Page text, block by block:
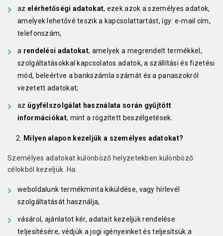
az elérhetőségi adatokat, ezek azok a személyes adatok,
amelyek lehetővé teszik a kapcsolattartást, így: e-mail cím,
telefonszám,
a rendelési adatokat, amelyek a megrendelt termékkel,
szolgáltatásokkal kapcsolatos adatok, a szállítási és fizetési
mód, beleértve a bankszámla számát és a panaszokról
vezetett adatokat;
az ügyfélszolgálat használata során gyűjtött
információkat, mint a rögzített beszélgetések.
Milyen alapon kezeljük a személyes adatokat?
Személyes adatokat különböző helyzetekben különböző
célokból kezeljük. Ha:
weboldalunk termékminta kiküldése, vagy hírlevél
szolgáltatását használja,
vásárol, ajánlatot kér, adatait kezeljük rendelése
teljesítésére, védjük a jogi igényeinket és teljesítsük a